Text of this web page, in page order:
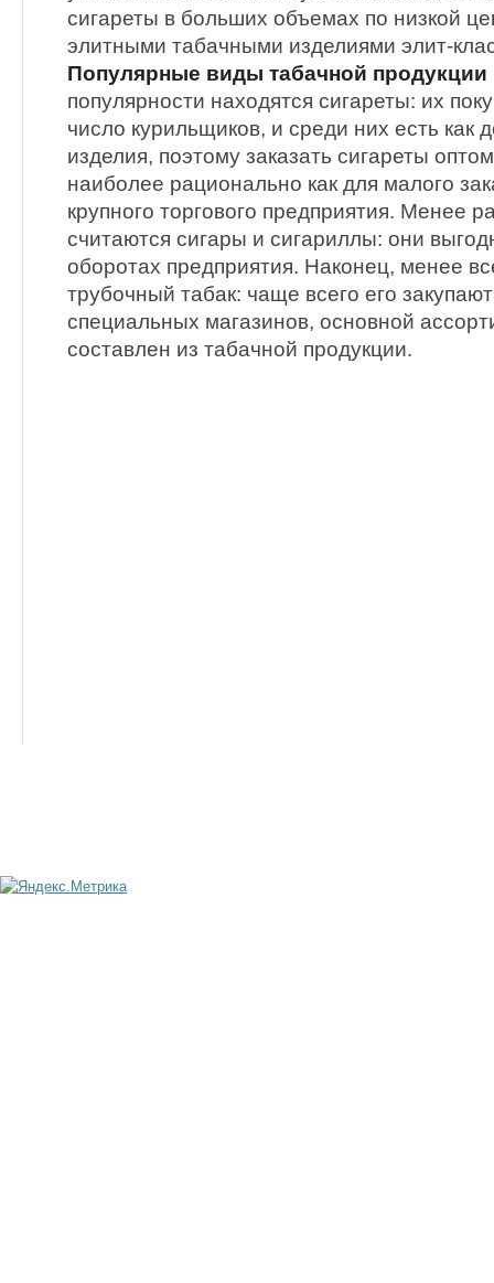
сигареты в больших объемах по низкой
элитными табачными изделиями элит-
Популярные виды табачной продукции
популярности находятся сигареты: их
число курильщиков, и среди них есть как
изделия, поэтому заказать сигареты
наиболее рационально как для малого
крупного торгового предприятия. Менее
считаются сигары и сигариллы: они
оборотах предприятия. Наконец, менее
трубочный табак: чаще всего его
специальных магазинов, основной
составлен из табачной продукции.